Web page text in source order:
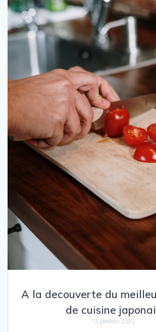
A la decouverte du
de cuisine
12 janvier 2022